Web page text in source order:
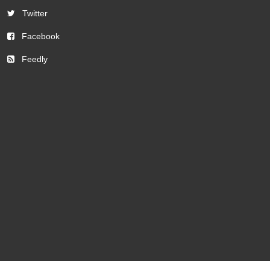
Twitter
Facebook
Feedly